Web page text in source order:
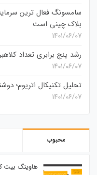
سامسونگ فعال‌ ترین
بلاک چینی است
۱۴۰۱/۰۶/۰۷
رشد پنج برابری تعداد
۱۴۰۱/۰۶/۰۷
تحلیل تکنیکال اتریوم؛ دوشنبه 28
۱۴۰۱/۰۶/۰۷
محبوب
هاوینگ بیت